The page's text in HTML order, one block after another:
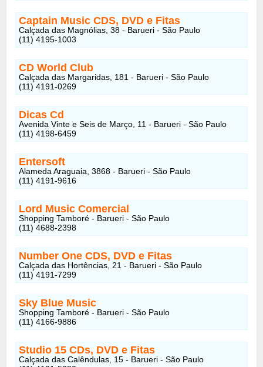
Captain Music CDS, DVD e Fitas
Calçada das Magnólias, 38 - Barueri - São Paulo
(11) 4195-1003
CD World Club
Calçada das Margaridas, 181 - Barueri - São Paulo
(11) 4191-0269
Dicas Cd
Avenida Vinte e Seis de Março, 11 - Barueri - São Paulo
(11) 4198-6459
Entersoft
Alameda Araguaia, 3868 - Barueri - São Paulo
(11) 4191-9616
Lord Music Comercial
Shopping Tamboré - Barueri - São Paulo
(11) 4688-2398
Number One CDS, DVD e Fitas
Calçada das Hortências, 21 - Barueri - São Paulo
(11) 4191-7299
Sky Blue Music
Shopping Tamboré - Barueri - São Paulo
(11) 4166-9886
Studio 15 CDs, DVD e Fitas
Calçada das Calêndulas, 15 - Barueri - São Paulo